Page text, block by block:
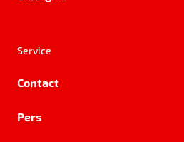
Service
Contact
Pers